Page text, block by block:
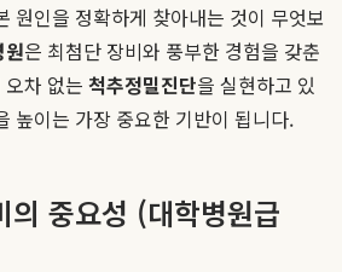
원인을 정확하게 찾아내는 것이 무엇보
원은 최첨단 장비와 풍부한 경험을 갖춘
차 없는 척추정밀진단을 실현하고 있
높이는 가장 중요한 기반이 됩니다.
의 중요성 (대학병원급